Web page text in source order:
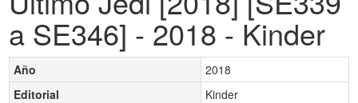
a SE346] - 2018 - Kinder
Año
2018
Editorial
Kinder